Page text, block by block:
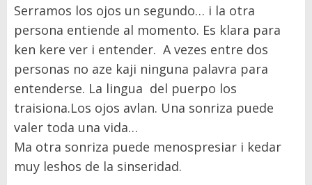
Serramos los ojos un segundo… i la otra
persona entiende al momento. Es klara para
ken kere ver i entender. A vezes entre dos
personas no aze kaji ninguna palavra para
entenderse. La lingua del puerpo los
traisiona.Los ojos avlan. Una sonriza puede
valer toda una vida…
Ma otra sonriza puede menospresiar i kedar
muy leshos de la sinseridad.